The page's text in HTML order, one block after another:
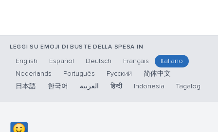
LEGGI SU EMOJI DI BUSTE DELLA SPESA IN
English Español Deutsch Français
Italiano
Nederlands
Português Русский
简体中文
日本語
한국어 العربية हिन्दी Indonesia Tagalog